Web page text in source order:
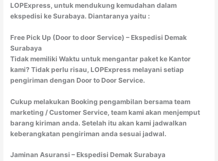
LOPExpress, untuk mendukung kemudahan dalam
ekspedisi ke Surabaya. Diantaranya yaitu :
Free Pick Up (Door to door Service) – Ekspedisi Demak
Surabaya
Tidak memiliki Waktu untuk mengantar paket ke Kantor
kami? Tidak perlu risau, LOPExpress melayani setiap
pengiriman dengan Door to Door Service.
Cukup melakukan Booking pengambilan bersama team
marketing / Customer Service, team kami akan menjemput
barang kiriman anda. Setelah itu akan kami jadwalkan
keberangkatan pengiriman anda sesuai jadwal.
Jaminan Asuransi – Ekspedisi Demak Surabaya